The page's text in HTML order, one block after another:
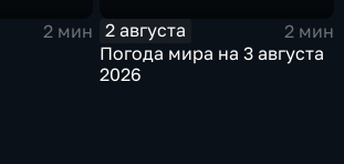
2 мин
2 августа
2 мин
Погода мира на 3 августа
2026